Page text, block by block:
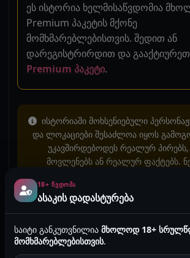
ეს ისტორია ხელმისაწვდომია
Premium პაკეტის მქონე
მომხმარებლებისთვის. შედით ან
დარეგისტრირდით და გააქტიურეთ
Premium პაკეტი.
ისტორიაში მოხსენიებული
და ლოკაციები შესაძლოა იყოს
უკავშირდებოდეს რეალურ
მოვლენებს ან რეალურ ფაქტებს.
ყურადღება! გაიგე, რატომ არის ეს
განთავსება, მაგალითად Facebook,
ან სხვა პლატფორმებზე,
18+ ᲬᲕᲓᲝᲛᲐ
ასაკის დადასტურება
საიტი განკუთვნილიამხოლოდ 18+
მომხმარებლებისთვის.